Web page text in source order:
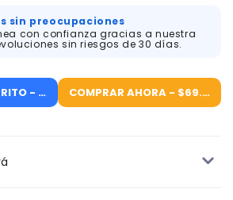
sin preocupaciones
con confianza gracias a nuestra
sin riesgos de 30 días.
- $69.99COMPRAR AHORA - $69.99